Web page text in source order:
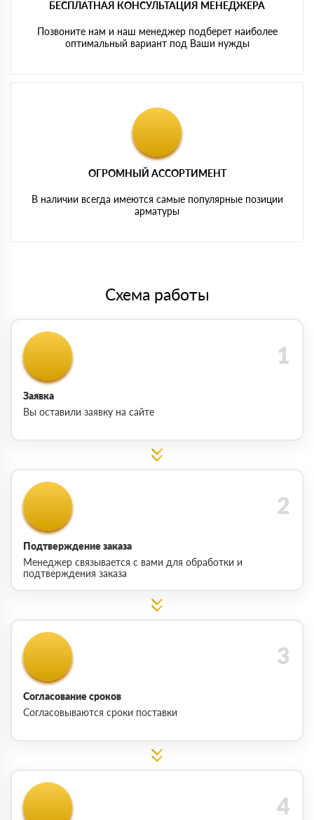
БЕСПЛАТНАЯ КОНСУЛЬТАЦИЯ МЕНЕДЖЕРА
Позвоните нам и наш менеджер подберет наиболее
оптимальный вариант под Ваши нужды
ОГРОМНЫЙ АССОРТИМЕНТ
В наличии всегда имеются самые популярные позиции
арматуры
Схема работы
Заявка
Вы оставили заявку на сайте
Подтверждение заказа
Менеджер связывается с вами для обработки и
подтверждения заказа
Согласование сроков
Согласовываются сроки поставки